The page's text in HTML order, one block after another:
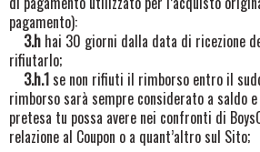
pagamento):
3.h hai 30 giorni dalla data di ricezione
rifiutarlo;
3.h.1se non rifiuti il rimborso entro il
rimborso sarà sempre considerato a saldo
pretesa tu possa avere nei confronti di
relazione al Coupon o a quant’altro sul Sito;